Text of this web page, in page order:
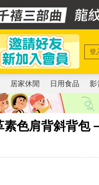
登
居家休閒 日用食品 影
色肩背斜背包